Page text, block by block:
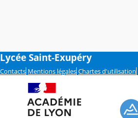
Lycée Saint-Exupéry
Contacts Mentions légales Chartes d'utilisation